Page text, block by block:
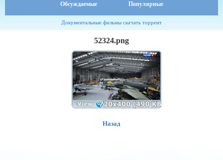
Обсуждаемые Популярные
Документальные фильмы скачать торрент
52324.png
Назад